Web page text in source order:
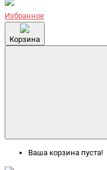
Избранное
Корзина
Ваша корзина пуста!